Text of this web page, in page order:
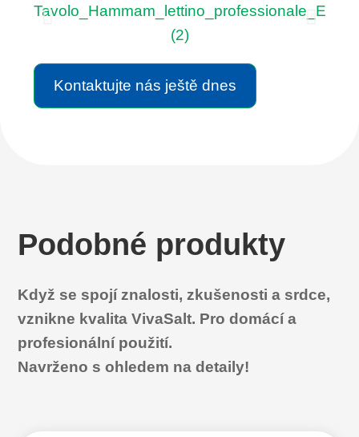
Kontaktujte nás ještě dnes
Podobné produkty
Když se spojí znalosti, zkušenosti a srdce,
vznikne kvalita VivaSalt. Pro domácí a
profesionální použití.
Navrženo s ohledem na detaily!